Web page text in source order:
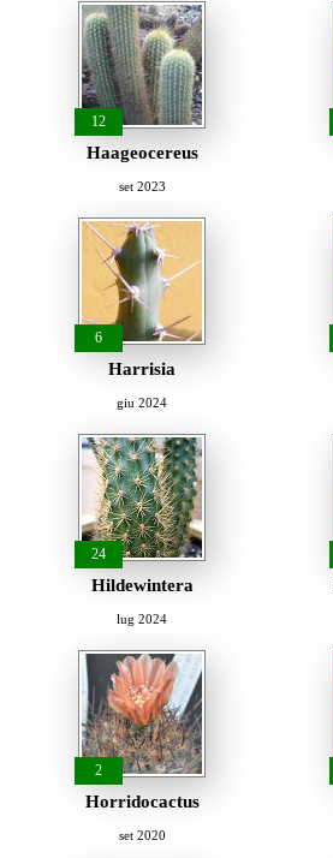
12
Haageocereus
set 2023
6
Harrisia
giu 2024
24
Hildewintera
lug 2024
2
Horridocactus
set 2020